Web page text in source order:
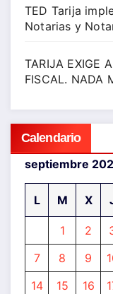
TED Tarija
Notarias y
TARIJA EXIGE
FISCAL. NADA
Calendario
septiembre
L M X
1 2
7
8 9
14
15 16